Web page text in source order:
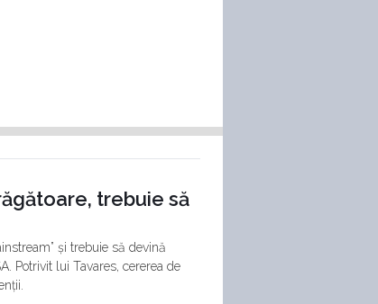
trebuie să
și trebuie să devină
Potrivit lui Tavares, cererea de